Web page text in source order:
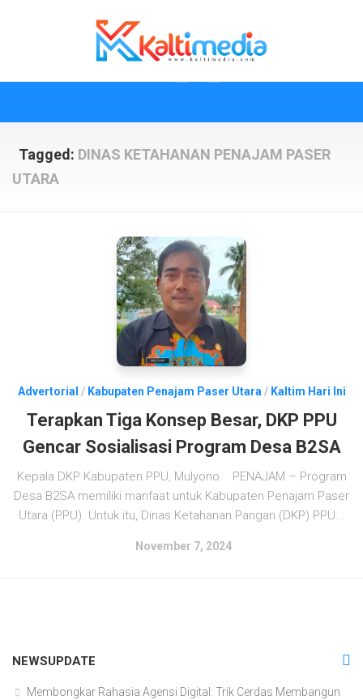
Tagged: DINAS KETAHANAN PENAJAM PASER
UTARA
Advertorial / Kabupaten Penajam Paser Utara / Kaltim Hari Ini
Terapkan Tiga Konsep Besar, DKP PPU
Gencar Sosialisasi Program Desa B2SA
Kepala DKP Kabupaten PPU, Mulyono. PENAJAM – Program
Desa B2SA memiliki manfaat untuk Kabupaten Penajam Paser
Utara (PPU). Untuk itu, Dinas Ketahanan Pangan (DKP) PPU...
November 7, 2024
NEWSUPDATE
Membongkar Rahasia Agensi Digital: Trik Cerdas Membangun